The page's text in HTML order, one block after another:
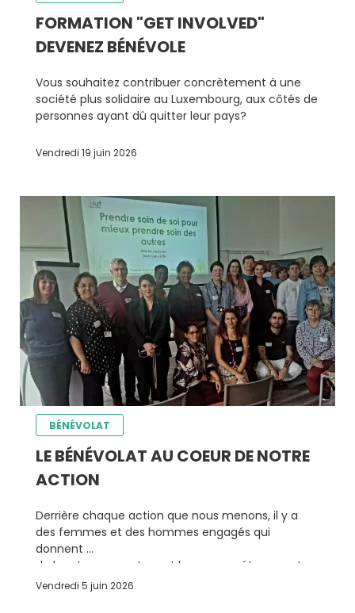
FORMATION "GET INVOLVED"
DEVENEZ BÉNÉVOLE
Vous souhaitez contribuer concrètement à une
société plus solidaire au Luxembourg, aux côtés de
personnes ayant dû quitter leur pays?
Vendredi 19 juin 2026
BÉNÉVOLAT
LE BÉNÉVOLAT AU COEUR DE NOTRE
ACTION
Derrière chaque action que nous menons, il y a
des femmes et des hommes engagés qui
donnent
de leur temps, partagent leurs compétences et
contribuent à créer du lien
Vendredi 5 juin 2026